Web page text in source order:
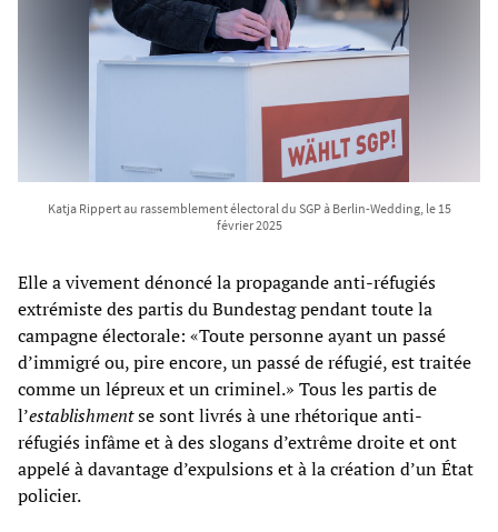
Katja Rippert au rassemblement électoral du SGP à Berlin-Wedding, le 15
février 2025
Elle a vivement dénoncé la propagande anti-réfugiés
extrémiste des partis du Bundestag pendant toute la
campagne électorale: «Toute personne ayant un passé
d’immigré ou, pire encore, un passé de réfugié, est traitée
comme un lépreux et un criminel.» Tous les partis de
l’establishmentse sont livrés à une rhétorique anti-
réfugiés infâme et à des slogans d’extrême droite et ont
appelé à davantage d’expulsions et à la création d’un État
policier.